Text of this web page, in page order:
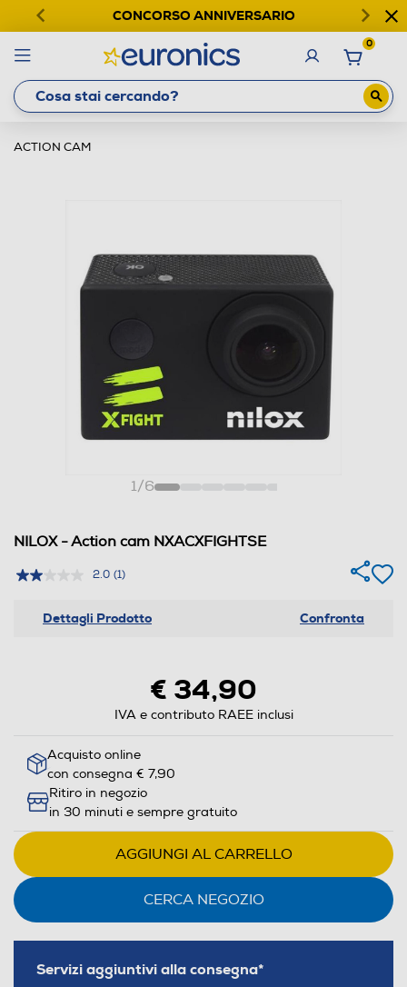
CONCORSO ANNIVERSARIO
0
ACTION CAM
1/6
NILOX - Action cam NXACXFIGHTSE
2.0 (1)
Dettagli Prodotto Confronta
€ 34,90
IVA e contributo RAEE inclusi
Acquisto online
con consegna € 7,90
Ritiro in negozio
in 30 minuti e sempre gratuito
AGGIUNGI AL CARRELLO
CERCA NEGOZIO
Servizi aggiuntivi alla consegna*